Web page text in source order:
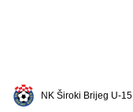
NK Široki Brijeg U-15